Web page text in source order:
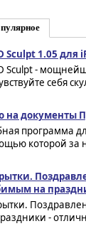
Sculpt 1.05 для
Sculpt -
себя
на документы
программа
которой за
на
-